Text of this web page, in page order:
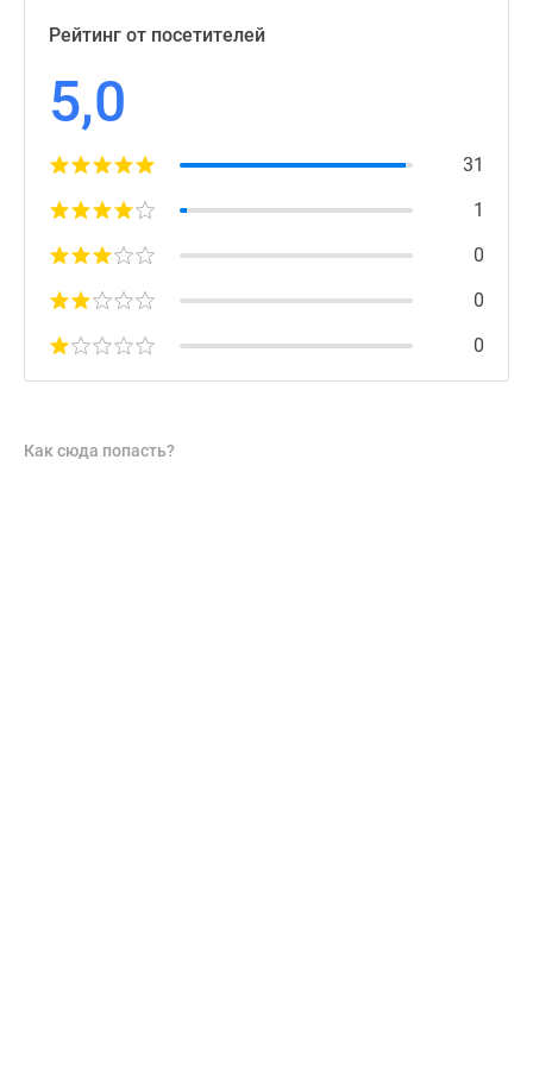
Рейтинг от посетителей
5,0
31
1
0
0
0
Как сюда попасть?